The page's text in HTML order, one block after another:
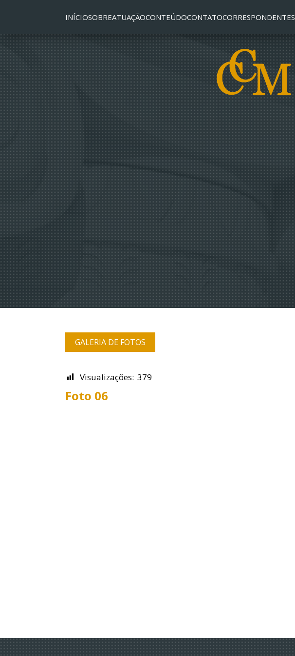
INÍCIOSOBREATUAÇÃOCONTEÚDOCONTATOCORRESPONDENTES
GALERIA DE FOTOS
Visualizações: 379
Foto 06